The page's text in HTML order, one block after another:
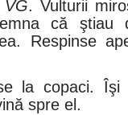
VG. Vulturii
că ştiau
Respinse
la copaci.
spre el.